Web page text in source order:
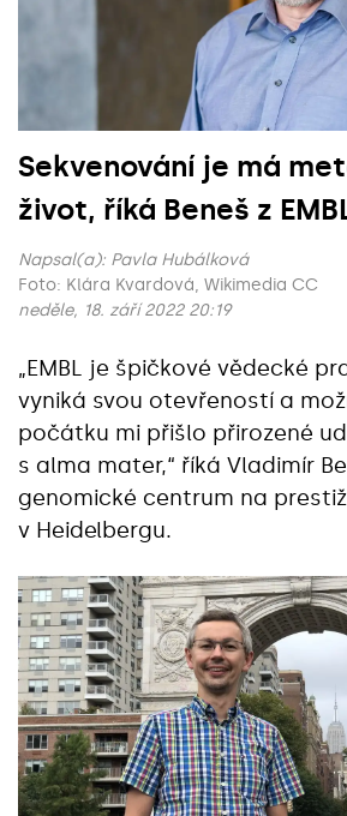
Sekvenování je má
život, říká Beneš z
Napsal(a): Pavla Hubálková
Foto: Klára Kvardová, Wikimedia CC
neděle, 18. září 2022 20:19
„EMBL je špičkové vědecké
vyniká svou otevřeností a
počátku mi přišlo přirozené
s alma mater,“ říká Vladimír
genomické centrum na
v Heidelbergu.